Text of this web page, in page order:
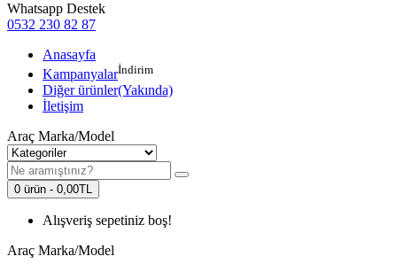
Whatsapp Destek
0532 230 82 87
Anasayfa
Kampanyalarİndirim
Diğer ürünler(Yakında)
İletişim
Araç Marka/Model
0 ürün - 0,00TL
Alışveriş sepetiniz boş!
Araç Marka/Model